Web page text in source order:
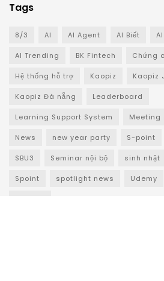
Tags
8/3 AI AI Agent AI Biết
AI Trending BK Fintech Chứng
Hệ thống hỗ trợ Kaopiz Kaopiz
Kaopiz Đà nẵng Leaderboard
Learning Support System Meeting
News new year party S-point
SBU3 Seminar nội bộ sinh nhật
Spoint spotlight news Udemy